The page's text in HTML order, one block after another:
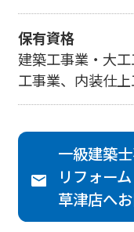
保有資格
建築工事業・大
工事業、内装仕
一級建築
リフォーム
草津店へ